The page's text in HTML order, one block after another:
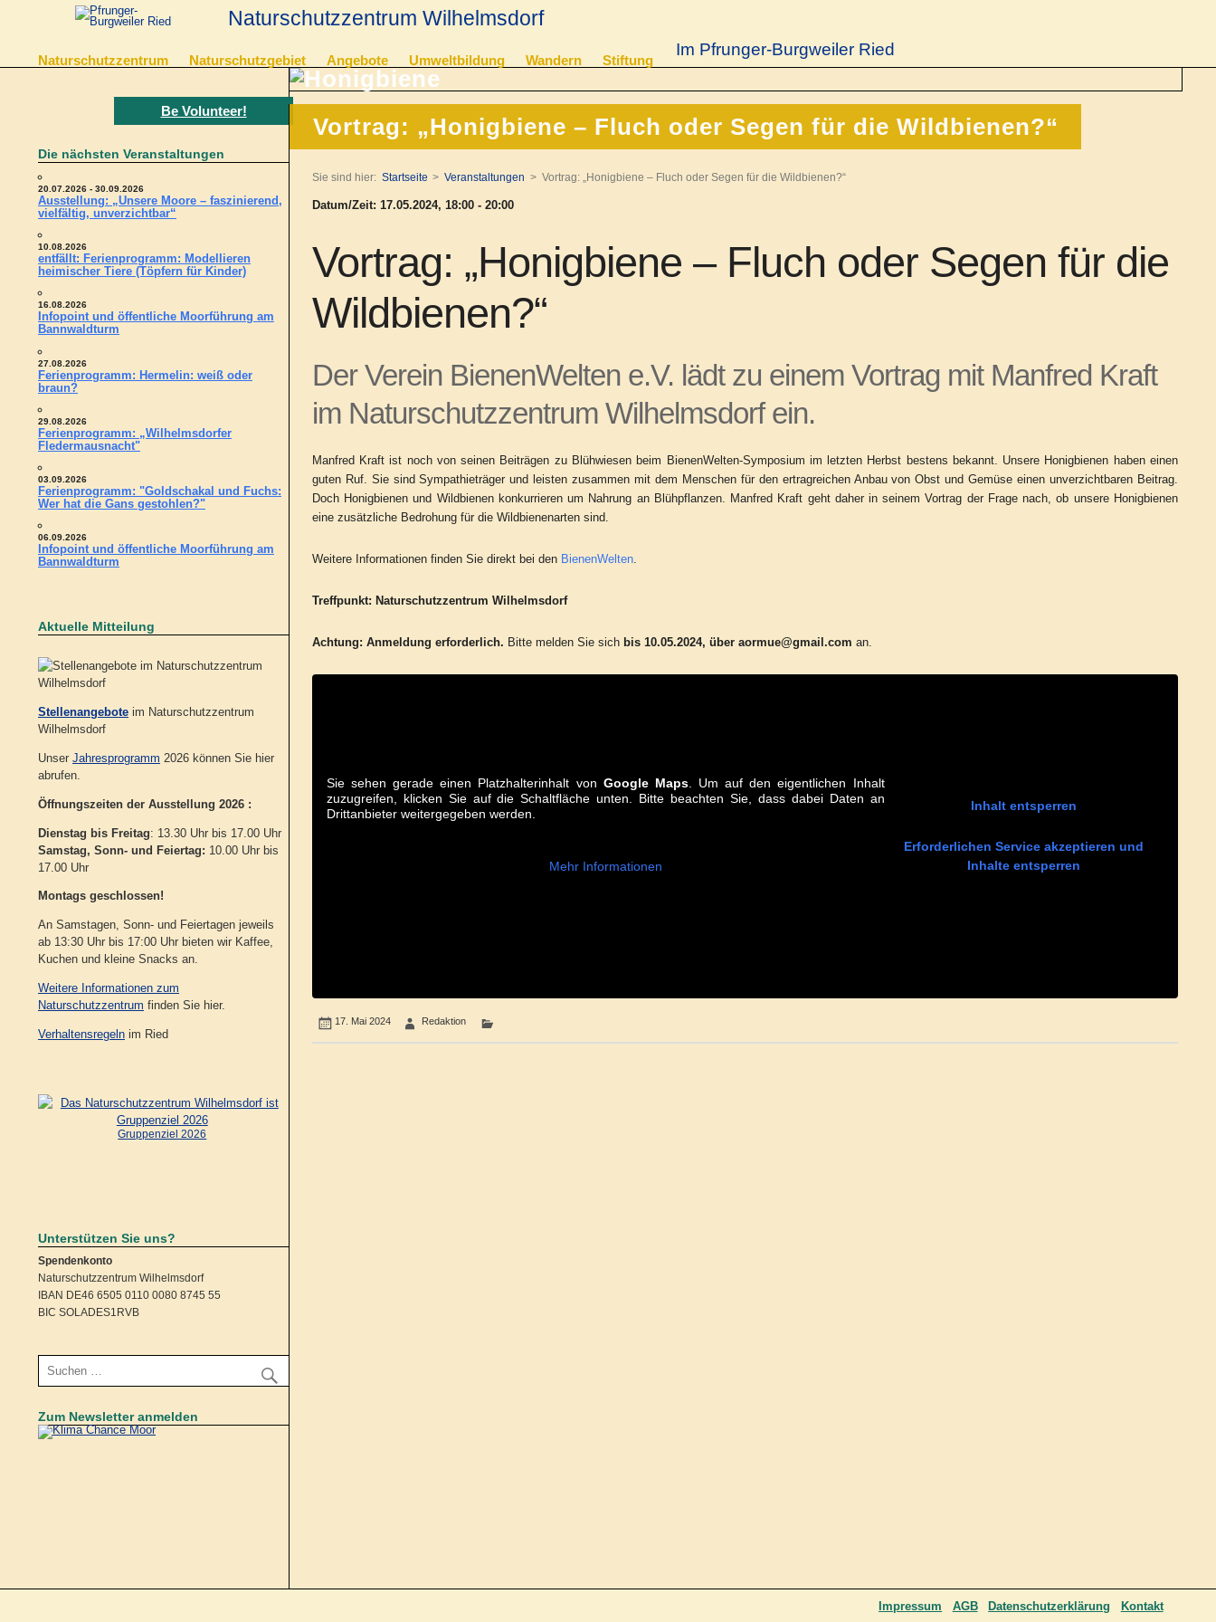
Naturschutzzentrum Wilhelmsdorf
Im Pfrunger-Burgweiler Ried
Naturschutzzentrum Naturschutzgebiet Angebote Umweltbildung Wandern Stiftung
Vortrag: „Honigbiene – Fluch oder Segen für die Wildbienen?“
Sie sind hier: Startseite Veranstaltungen Vortrag: „Honigbiene – Fluch oder Segen für die Wildbienen?“
Datum/Zeit: 17.05.2024, 18:00 - 20:00
Vortrag: „Honigbiene – Fluch oder Segen für die
Wildbienen?“
Der Verein BienenWelten e.V. lädt zu einem Vortrag mit Manfred Kraft
im Naturschutzzentrum Wilhelmsdorf ein.
Manfred Kraft ist noch von seinen Beiträgen zu Blühwiesen beim BienenWelten-Symposium im letzten Herbst bestens bekannt. Unsere Honigbienen haben einen
guten Ruf. Sie sind Sympathieträger und leisten zusammen mit dem Menschen für den ertragreichen Anbau von Obst und Gemüse einen unverzichtbaren Beitrag.
Doch Honigbienen und Wildbienen konkurrieren um Nahrung an Blühpflanzen. Manfred Kraft geht daher in seinem Vortrag der Frage nach, ob unsere Honigbienen
eine zusätzliche Bedrohung für die Wildbienenarten sind.
Weitere Informationen finden Sie direkt bei den BienenWelten.
Treffpunkt: Naturschutzzentrum Wilhelmsdorf
Achtung: Anmeldung erforderlich. Bitte melden Sie sichbis 10.05.2024, über aormue@gmail.com an.
Sie sehen gerade einen Platzhalterinhalt von Google Maps. Um auf den eigentlichen Inhalt
zuzugreifen, klicken Sie auf die Schaltfläche unten. Bitte beachten Sie, dass dabei Daten an
Drittanbieter weitergegeben werden.
Mehr Informationen
Inhalt entsperren
Erforderlichen Service akzeptieren und
Inhalte entsperren
17. Mai 2024 Redaktion
Be Volunteer!
Die nächsten Veranstaltungen
20.07.2026 - 30.09.2026
Ausstellung: „Unsere Moore – faszinierend,
vielfältig, unverzichtbar“
10.08.2026
entfällt: Ferienprogramm: Modellieren
heimischer Tiere (Töpfern für Kinder)
16.08.2026
Infopoint und öffentliche Moorführung am
Bannwaldturm
27.08.2026
Ferienprogramm: Hermelin: weiß oder
braun?
29.08.2026
Ferienprogramm: „Wilhelmsdorfer
Fledermausnacht"
03.09.2026
Ferienprogramm: "Goldschakal und Fuchs:
Wer hat die Gans gestohlen?"
06.09.2026
Infopoint und öffentliche Moorführung am
Bannwaldturm
Aktuelle Mitteilung
Stellenangebote im Naturschutzzentrum
Wilhelmsdorf
Unser Jahresprogramm 2026 können Sie hier
abrufen.
Öffnungszeiten der Ausstellung 2026 :
Dienstag bis Freitag: 13.30 Uhr bis 17.00 Uhr
Samstag, Sonn- und Feiertag: 10.00 Uhr bis
17.00 Uhr
Montags geschlossen!
An Samstagen, Sonn- und Feiertagen jeweils
ab 13:30 Uhr bis 17:00 Uhr bieten wir Kaffee,
Kuchen und kleine Snacks an.
Weitere Informationen zum
Naturschutzzentrum finden Sie hier.
Verhaltensregeln im Ried
Gruppenziel 2026
Unterstützen Sie uns?
Spendenkonto
Naturschutzzentrum Wilhelmsdorf
IBAN DE46 6505 0110 0080 8745 55
BIC SOLADES1RVB
Zum Newsletter anmelden
Kontakt
Datenschutzerklärung
AGB
Impressum